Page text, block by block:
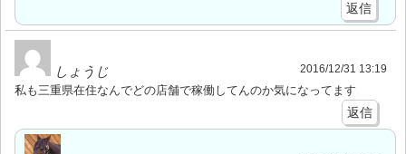
返信
しょうじ 2016/12/31 13:19
私も三重県在住なんでどの店舗で稼働してんのか気になってます
返信